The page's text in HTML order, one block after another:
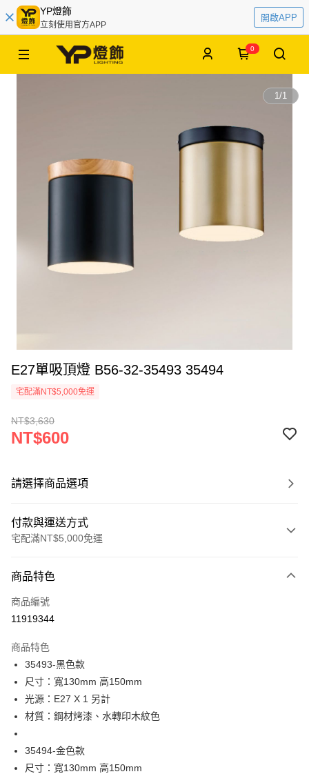
YP燈飾
立刻使用官方APP
開啟APP
0
1/1
E27單吸頂燈 B56-32-35493 35494
宅配滿NT$5,000免運
NT$3,630
NT$600
請選擇商品選項
付款與運送方式
宅配滿NT$5,000免運
信用卡一次付款
LINE Pay
街口支付
悠遊付
Google Pay
全盈+PAY
AFTEE先享後付
商品特色
商品編號
11919344
商品特色
35493-黑色款
尺寸：寬130mm 高150mm
光源：E27 X 1 另計
材質：鋼材烤漆、水轉印木紋色
35494-金色款
尺寸：寬130mm 高150mm